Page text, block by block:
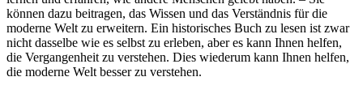
können dazu beitragen, das Wissen und das Verständnis für die
moderne Welt zu erweitern. Ein historisches Buch zu lesen ist zwar
nicht dasselbe wie es selbst zu erleben, aber es kann Ihnen helfen,
die Vergangenheit zu verstehen. Dies wiederum kann Ihnen helfen,
die moderne Welt besser zu verstehen.